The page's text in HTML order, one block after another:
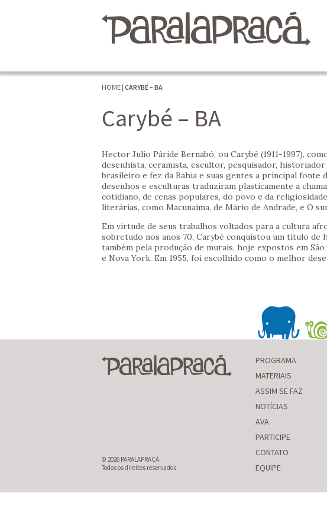
HOME | CARYBÉ – BA
Carybé – BA
Hector Julio Páride Bernabó, ou Carybé (1911-1997),
desenhista, ceramista, escultor, pesquisador,
brasileiro e fez da Bahia e suas gentes a principal fonte
desenhos e esculturas traduziram plasticamente a
cotidiano, de cenas populares, do povo e da
literárias, como Macunaíma, de Mário de Andrade, e O
Em virtude de seus trabalhos voltados para a cultura
sobretudo nos anos 70, Carybé conquistou um título de
também pela produção de murais, hoje expostos em
e Nova York. Em 1955, foi escolhido como o melhor
© 2026 PARALAPRACÁ.
Todos os direitos reservados.
PROGRAMA
MATERIAIS
ASSIM SE FAZ
NOTÍCIAS
AVA
PARTICIPE
CONTATO
EQUIPE